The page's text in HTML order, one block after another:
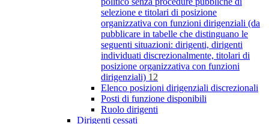
selezione e titolari di posizione
organizzativa con funzioni dirigenziali (da
pubblicare in tabelle che distinguano le
seguenti situazioni: dirigenti, dirigenti
individuati discrezionalmente, titolari di
posizione organizzativa con funzioni
dirigenziali) 12
Elenco posizioni dirigenziali discrezionali
Posti di funzione disponibili
Ruolo dirigenti
Dirigenti cessati